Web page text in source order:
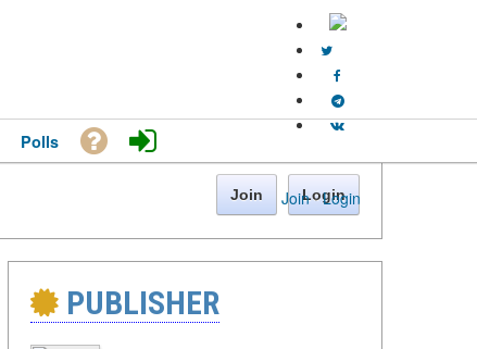
Join · Login
Polls
Join Login
PUBLISHER